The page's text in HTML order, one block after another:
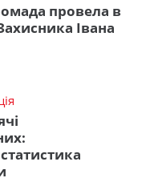
провела в
Івана